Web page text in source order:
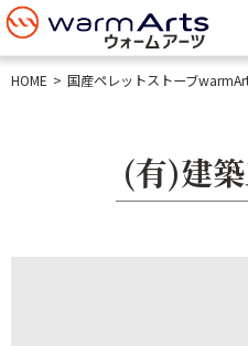
HOME 国産ペレットストーブ
(有)建